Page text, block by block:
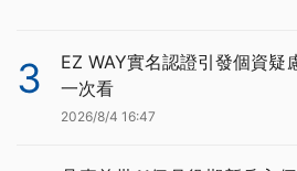
3
EZ WAY實名認證引發個資疑
一次看
2026/8/4 16:47